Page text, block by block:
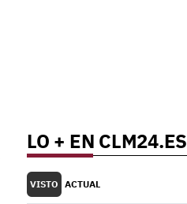
LO + EN CLM24.ES
VISTO ACTUAL